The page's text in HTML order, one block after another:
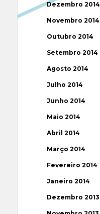
Dezembro 2014
Novembro 2014
Outubro 2014
Setembro 2014
Agosto 2014
Julho 2014
Junho 2014
Maio 2014
Abril 2014
Março 2014
Fevereiro 2014
Janeiro 2014
Dezembro 2013